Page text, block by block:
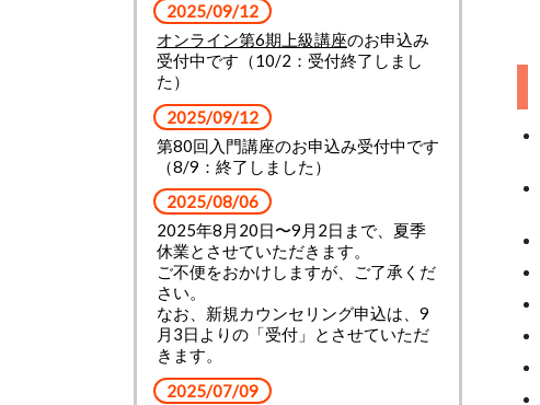
2025/09/12
オンライン第6期上級講座のお申込み
受付中です（10/2：受付終了しまし
た）
2025/09/12
第80回入門講座のお申込み受付中です
（8/9：終了しました）
2025/08/06
2025年8月20日〜9月2日まで、夏季
休業とさせていただきます。
ご不便をおかけしますが、ご了承くだ
さい。
なお、新規カウンセリング申込は、9
月3日よりの「受付」とさせていただ
きます。
2025/07/09